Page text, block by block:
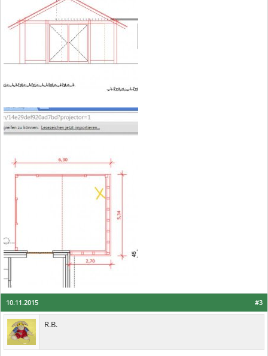
#3
10.11.2015
R.B.